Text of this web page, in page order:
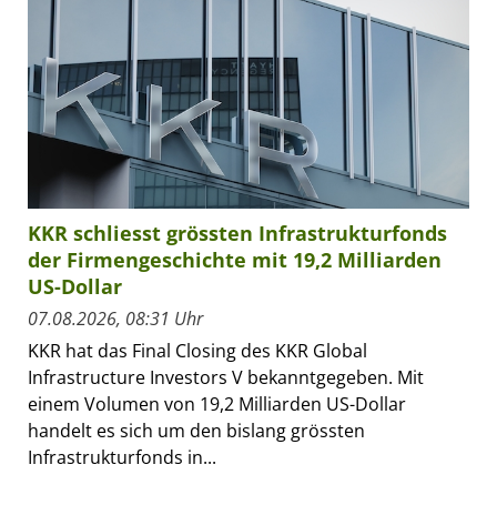
KKR schliesst grössten Infrastrukturfonds
der Firmengeschichte mit 19,2 Milliarden
US-Dollar
07.08.2026, 08:31 Uhr
KKR hat das Final Closing des KKR Global
Infrastructure Investors V bekanntgegeben. Mit
einem Volumen von 19,2 Milliarden US-Dollar
handelt es sich um den bislang grössten
Infrastrukturfonds in...